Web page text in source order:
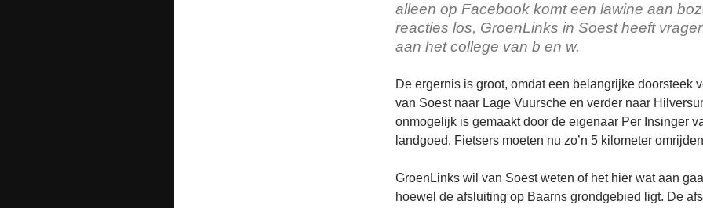
alleen op Facebook komt een lawine aan
reacties los, GroenLinks in Soest heeft
aan het college van b en w.
De ergernis is groot, omdat een belangrijke doorsteek
van Soest naar Lage Vuursche en verder naar
onmogelijk is gemaakt door de eigenaar Per Insinger
landgoed. Fietsers moeten nu zo’n 5 kilometer
GroenLinks wil van Soest weten of het hier wat aan
hoewel de afsluiting op Baarns grondgebied ligt. De